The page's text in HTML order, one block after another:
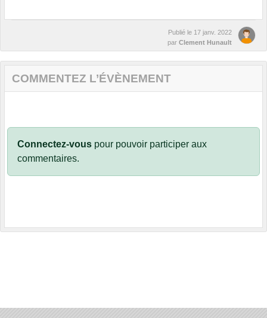
Publié le 17 janv. 2022
par Clement Hunault
COMMENTEZ L’ÉVÈNEMENT
Connectez-vous pour pouvoir participer aux
commentaires.